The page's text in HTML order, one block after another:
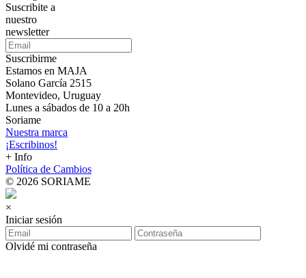
Suscribite a
nuestro
newsletter
Suscribirme
Estamos en MAJA
Solano García 2515
Montevideo, Uruguay
Lunes a sábados de 10 a 20h
Soriame
Nuestra marca
¡Escribinos!
+ Info
Política de Cambios
© 2026 SORIAME
×
Iniciar sesión
Olvidé mi contraseña